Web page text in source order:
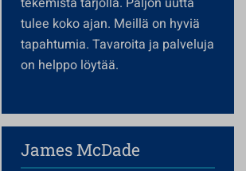
tulee koko ajan. Meillä on hyviä
tapahtumia. Tavaroita ja palveluja
on helppo löytää.
James McDade